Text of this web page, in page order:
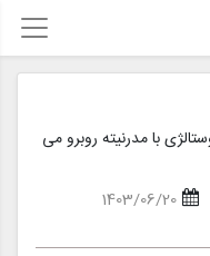
با مدرنیته روبرو می
1403/06/20